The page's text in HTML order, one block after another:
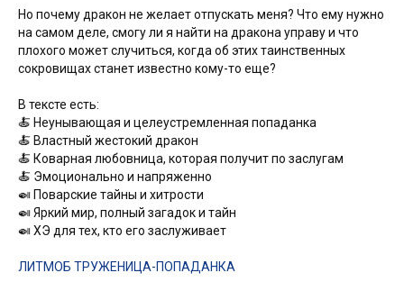
Но почему дракон не желает отпускать меня? Что ему нужно
на самом деле, смогу ли я найти на дракона управу и что
плохого может случиться, когда об этих таинственных
сокровищах станет известно кому-то еще?
В тексте есть:
🍝 Неунывающая и целеустремленная попаданка
🍝 Властный жестокий дракон
🍝 Коварная любовница, которая получит по заслугам
🍝 Эмоционально и напряженно
🍛 Поварские тайны и хитрости
🍛 Яркий мир, полный загадок и тайн
🍛 ХЭ для тех, кто его заслуживает
ЛИТМОБ ТРУЖЕНИЦА-ПОПАДАНКА